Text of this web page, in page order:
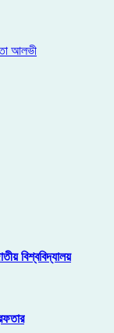
আলভী
বিশ্ববিদ্যালয়